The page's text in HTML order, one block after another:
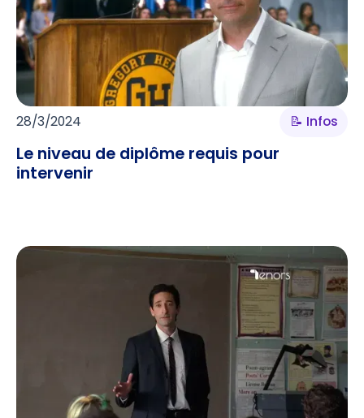
28/3/2024 📝 Infos
Le niveau de diplôme requis pour
intervenir